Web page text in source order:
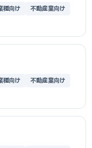
種向け
不動産業向け
種向け
不動産業向け